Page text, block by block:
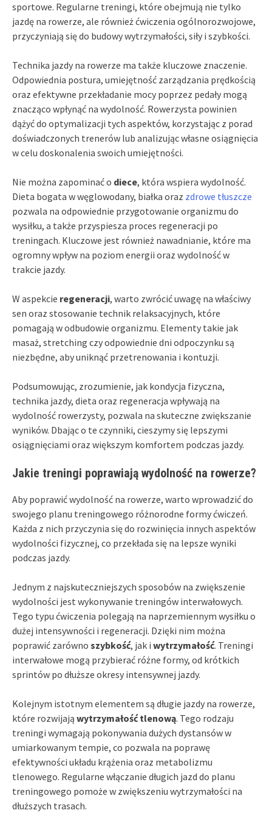
sportowe. Regularne treningi, które obejmują nie tylko
jazdę na rowerze, ale również ćwiczenia ogólnorozwojowe,
przyczyniają się do budowy wytrzymałości, siły i szybkości.
Technika jazdy na rowerze ma także kluczowe znaczenie.
Odpowiednia postura, umiejętność zarządzania prędkością
oraz efektywne przekładanie mocy poprzez pedały mogą
znacząco wpłynąć na wydolność. Rowerzysta powinien
dążyć do optymalizacji tych aspektów, korzystając z porad
doświadczonych trenerów lub analizując własne osiągnięcia
w celu doskonalenia swoich umiejętności.
Nie można zapominać o diece, która wspiera wydolność.
Dieta bogata w węglowodany, białka oraz zdrowe tłuszcze
pozwala na odpowiednie przygotowanie organizmu do
wysiłku, a także przyspiesza proces regeneracji po
treningach. Kluczowe jest również nawadnianie, które ma
ogromny wpływ na poziom energii oraz wydolność w
trakcie jazdy.
W aspekcie regeneracji, warto zwrócić uwagę na właściwy
sen oraz stosowanie technik relaksacyjnych, które
pomagają w odbudowie organizmu. Elementy takie jak
masaż, stretching czy odpowiednie dni odpoczynku są
niezbędne, aby uniknąć przetrenowania i kontuzji.
Podsumowując, zrozumienie, jak kondycja fizyczna,
technika jazdy, dieta oraz regeneracja wpływają na
wydolność rowerzysty, pozwala na skuteczne zwiększanie
wyników. Dbając o te czynniki, cieszymy się lepszymi
osiągnięciami oraz większym komfortem podczas jazdy.
Jakie treningi poprawiają wydolność na rowerze?
Aby poprawić wydolność na rowerze, warto wprowadzić do
swojego planu treningowego różnorodne formy ćwiczeń.
Każda z nich przyczynia się do rozwinięcia innych aspektów
wydolności fizycznej, co przekłada się na lepsze wyniki
podczas jazdy.
Jednym z najskuteczniejszych sposobów na zwiększenie
wydolności jest wykonywanie treningów interwałowych.
Tego typu ćwiczenia polegają na naprzemiennym wysiłku o
dużej intensywności i regeneracji. Dzięki nim można
poprawić zarówno szybkość, jak i wytrzymałość. Treningi
interwałowe mogą przybierać różne formy, od krótkich
sprintów po dłuższe okresy intensywnej jazdy.
Kolejnym istotnym elementem są długie jazdy na rowerze,
które rozwijają wytrzymałość tlenową. Tego rodzaju
treningi wymagają pokonywania dużych dystansów w
umiarkowanym tempie, co pozwala na poprawę
efektywności układu krążenia oraz metabolizmu
tlenowego. Regularne włączanie długich jazd do planu
treningowego pomoże w zwiększeniu wytrzymałości na
dłuższych trasach.